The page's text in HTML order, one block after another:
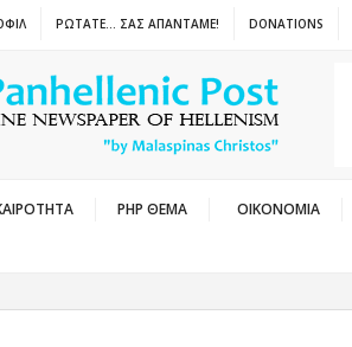
ΡΩΤΑΤΕ… ΣΑΣ ΑΠΑΝΤΑΜΕ! DONATIONS
PHP ΘΕΜΑ ΟΙΚΟΝΟΜΙΑ